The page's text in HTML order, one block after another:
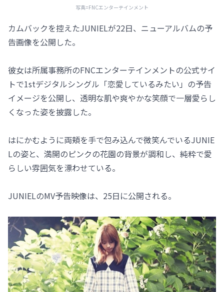
写真=FNCエンターテインメント
カムバックを控えたJUNIELが22日、ニューアルバムの予
告画像を公開した。
彼女は所属事務所のFNCエンターテインメントの公式サイ
トで1stデジタルシングル「恋愛しているみたい」の予告
イメージを公開し、透明な肌や爽やかな笑顔で一層愛らし
くなった姿を披露した。
はにかむように両頬を手で包み込んで微笑んでいるJUNIE
Lの姿と、満開のピンクの花園の背景が調和し、純粋で愛
らしい雰囲気を漂わせている。
JUNIELのMV予告映像は、25日に公開される。